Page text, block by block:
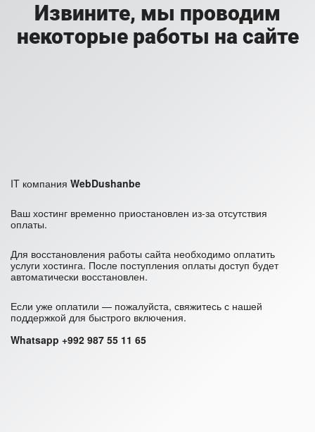
Извините, мы проводим
некоторые работы на сайте
IT компания WebDushanbe
Ваш хостинг временно приостановлен из-за отсутствия
оплаты.
Для восстановления работы сайта необходимо оплатить
услуги хостинга. После поступления оплаты доступ будет
автоматически восстановлен.
Если уже оплатили — пожалуйста, свяжитесь с нашей
поддержкой для быстрого включения.
Whatsapp +992 987 55 11 65